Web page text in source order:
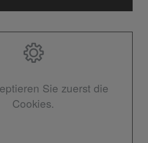
Sie zuerst die
Cookies.